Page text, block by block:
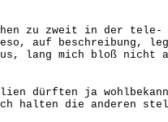
zu zweit in der tele-
auf beschreibung,
lang mich bloß nicht
dürften ja
halten die anderen